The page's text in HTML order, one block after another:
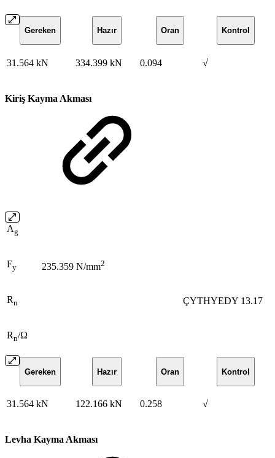
Gereken Hazır Oran Kontrol
31.564 kN 334.399 kN 0.094 √
Kiriş Kayma Akması
Ag
Fy 235.359 N/mm2
Rn ÇYTHYEDY 13.17
Rn/Ω
Gereken Hazır Oran Kontrol
31.564 kN 122.166 kN 0.258 √
Levha Kayma Akması